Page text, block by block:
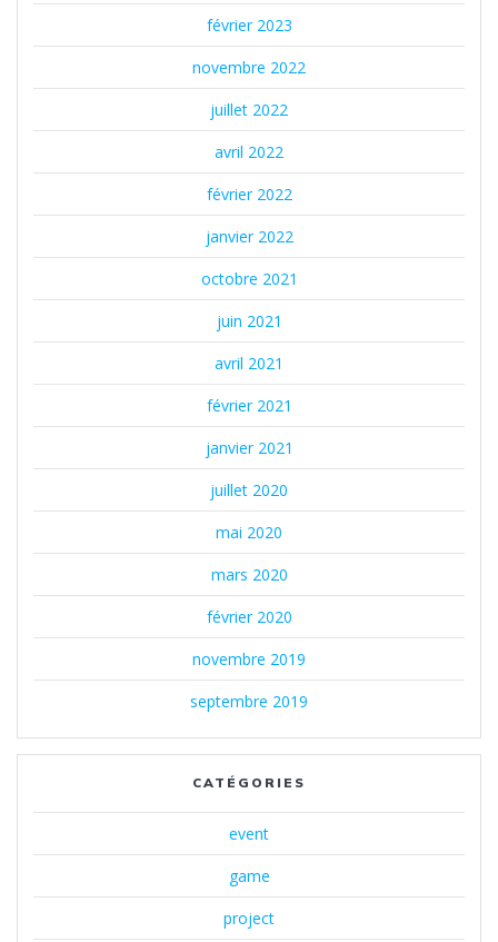
février 2023
novembre 2022
juillet 2022
avril 2022
février 2022
janvier 2022
octobre 2021
juin 2021
avril 2021
février 2021
janvier 2021
juillet 2020
mai 2020
mars 2020
février 2020
novembre 2019
septembre 2019
CATÉGORIES
event
game
project